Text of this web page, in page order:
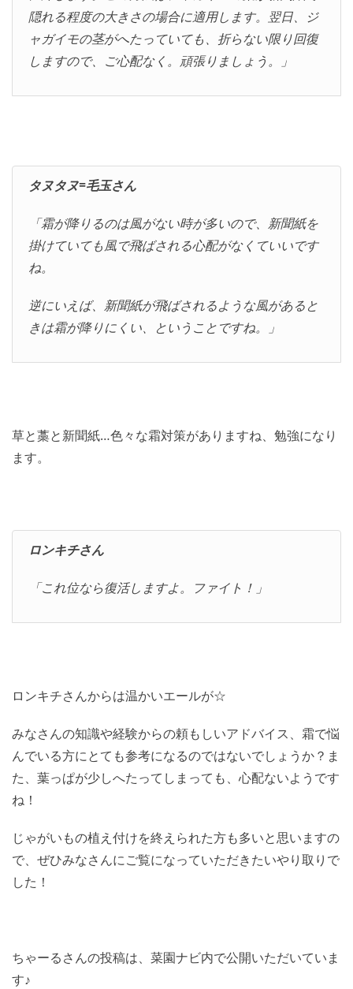
隠れる程度の大きさの場合に適用します。翌日、ジ
ャガイモの茎がへたっていても、折らない限り回復
しますので、ご心配なく。頑張りましょう。」
タヌタヌ=毛玉さん
「霜が降りるのは風がない時が多いので、新聞紙を
掛けていても風で飛ばされる心配がなくていいです
ね。
逆にいえば、新聞紙が飛ばされるような風があると
きは霜が降りにくい、ということですね。」
草と藁と新聞紙…色々な霜対策がありますね、勉強になり
ます。
ロンキチさん
「これ位なら復活しますよ。ファイト！」
ロンキチさんからは温かいエールが☆
みなさんの知識や経験からの頼もしいアドバイス、霜で悩
んでいる方にとても参考になるのではないでしょうか？ま
た、葉っぱが少しへたってしまっても、心配ないようです
ね！
じゃがいもの植え付けを終えられた方も多いと思いますの
で、ぜひみなさんにご覧になっていただきたいやり取りで
した！
ちゃーるさんの投稿は、菜園ナビ内で公開いただいていま
す♪